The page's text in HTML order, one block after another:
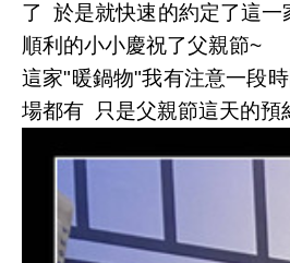
了 於是就快速的約定了這
順利的小小慶祝了父親節~
這家"暖鍋物"我有注意一段
場都有 只是父親節這天的